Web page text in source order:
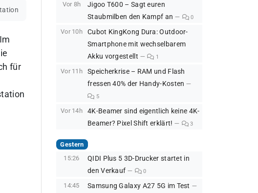
für
Vor 8h
Jigoo T600 – Sagt euren
Staubmilben den Kampf an
0
Vor 10h
Cubot KingKong Dura: Outdoor-
Smartphone mit wechselbarem
Akku vorgestellt
1
Vor 11h
Speicherkrise – RAM und Flash
fressen 40% der Handy-Kosten
5
Vor 14h
4K-Beamer sind eigentlich keine 4K-
Beamer? Pixel Shift erklärt!
3
Gestern
15:26
QIDI Plus 5 3D-Drucker startet in
den Verkauf
0
14:45 Samsung Galaxy A27 5G im Test